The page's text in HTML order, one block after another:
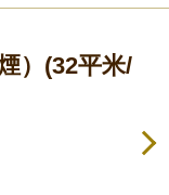
）(32平米/